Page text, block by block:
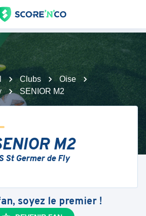
Clubs
Oise
SENIOR M2
M2
St Germer de Fly
soyez le premier !